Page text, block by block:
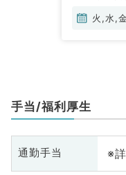
火,水,金
手当/福利厚生
通勤手当 ※